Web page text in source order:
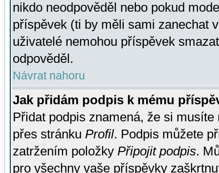
nikdo neodpověděl nebo pokud
příspěvek (ti by měli sami zanechat
uživatelé nemohou příspěvek
odpověděl.
Návrat nahoru
Jak přidám podpis k mému
Přidat podpis znamená, že si
přes stránku Profil. Podpis můžete
zatržením položky Připojit podpis.
pro všechny vaše příspěvky